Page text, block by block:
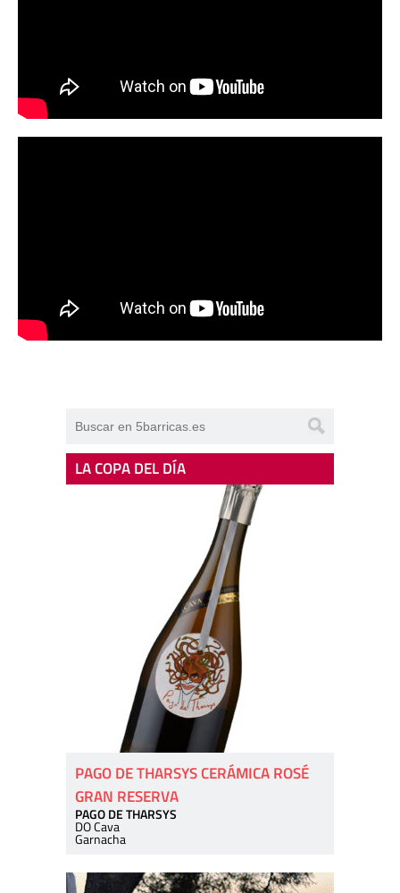
LA COPA DEL DÍA
PAGO DE THARSYS CERÁMICA ROSÉ
GRAN RESERVA
PAGO DE THARSYS
DO Cava
Garnacha